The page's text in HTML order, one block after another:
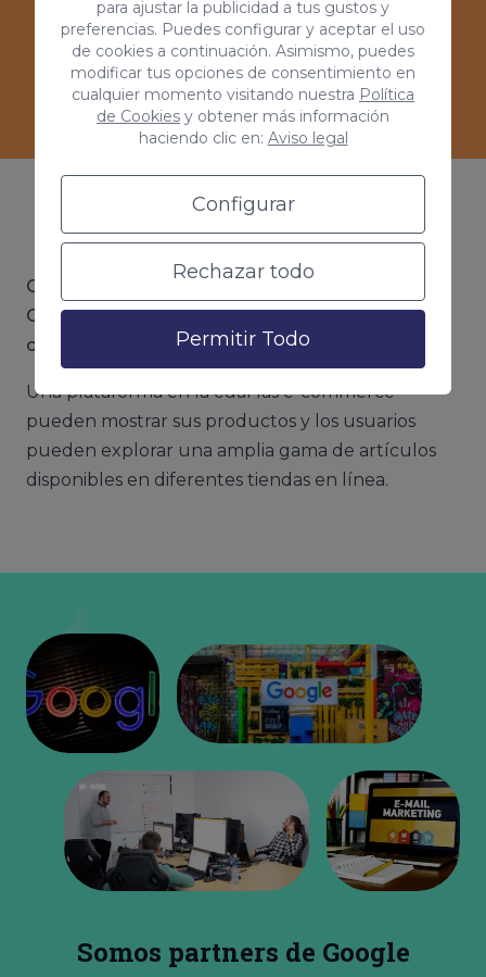
para ajustar la publicidad a tus gustos y
preferencias. Puedes configurar y aceptar el uso
de cookies a continuación. Asimismo, puedes
modificar tus opciones de consentimiento en
cualquier momento visitando nuestra Política
de Cookies y obtener más información
haciendo clic en: Aviso legal
Configurar
Rechazar todo
Permitir Todo
Ver casos de éxitos
¿Qué es Google Shopping?
Google Shopping es el servicio que ofrece
Google que permite a los usuarios buscar y
comparar productos en línea.
Una plataforma en la cual las e-commerce
pueden mostrar sus productos y los usuarios
pueden explorar una amplia gama de artículos
disponibles en diferentes tiendas en línea.
Somos partners de Google